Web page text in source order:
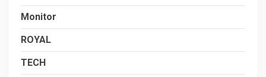
Monitor
ROYAL
TECH